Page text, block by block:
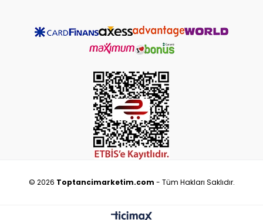
© 2026 Toptancimarketim.com - Tüm Hakları Saklıdır.